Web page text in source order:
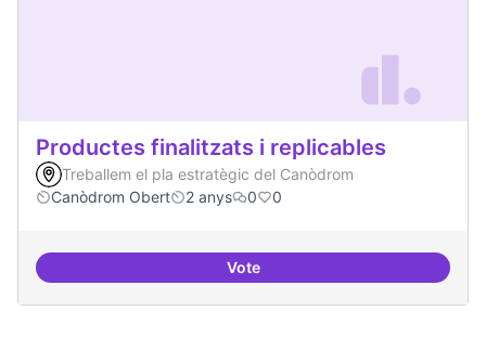
Productes finalitzats i replicables
Treballem el pla estratègic del Canòdrom
Canòdrom Obert
2 anys 0 0
VoteProductes finalitzats i